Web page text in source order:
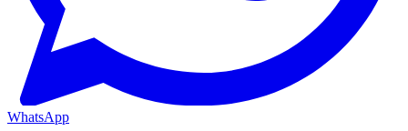
WhatsApp